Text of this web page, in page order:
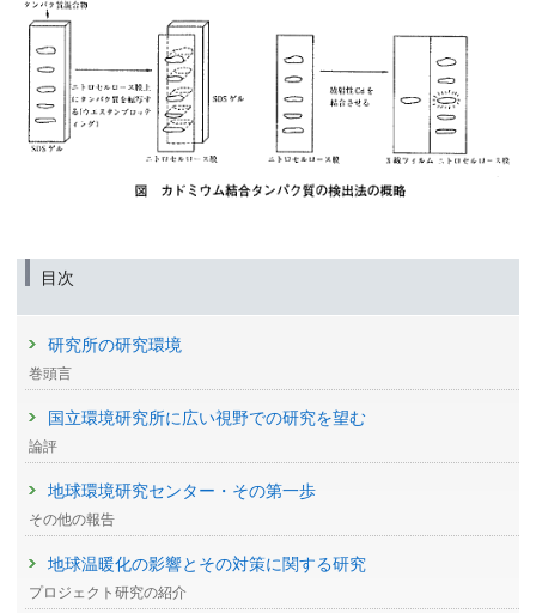
目次
研究所の研究環境
巻頭言
国立環境研究所に広い視野での研究を望む
論評
地球環境研究センター・その第一歩
その他の報告
地球温暖化の影響とその対策に関する研究
プロジェクト研究の紹介